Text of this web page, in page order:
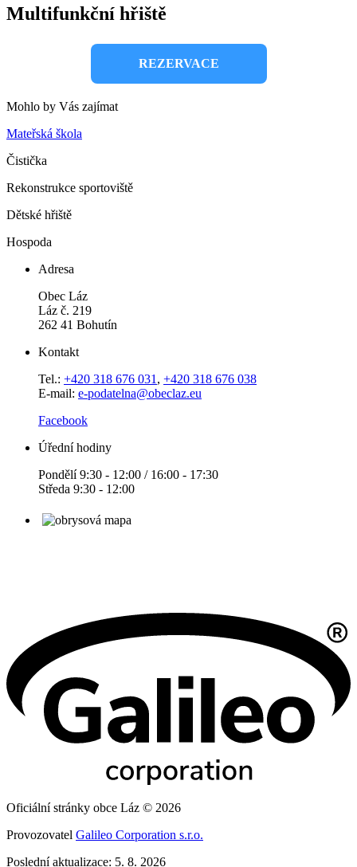
Multifunkční hřiště
REZERVACE
Mohlo by Vás zajímat
Mateřská škola
Čistička
Rekonstrukce sportoviště
Dětské hřiště
Hospoda
Adresa
Obec Láz
Láz č. 219
262 41 Bohutín
Kontakt
Tel.: +420 318 676 031 , +420 318 676 038
E-mail: e-podatelna@obeclaz.eu
Facebook
Úřední hodiny
Pondělí 9:30 - 12:00 / 16:00 - 17:30
Středa 9:30 - 12:00
Oficiální stránky obce Láz © 2026
Provozovatel Galileo Corporation s.r.o.
Poslední aktualizace: 5. 8. 2026